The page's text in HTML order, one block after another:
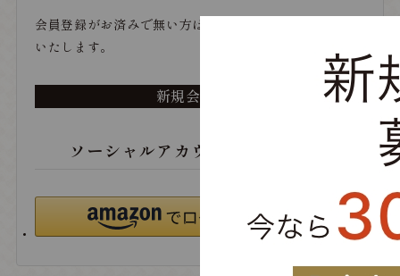
会員登録がお済みで無い方は、こちらから登録をお願い
いたします。
新規会員登録
ソーシャルアカウントでログイン